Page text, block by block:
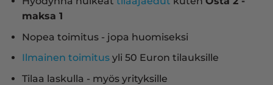
maksa 1
Nopea toimitus - jopa huomiseksi
Ilmainen toimitusyli 50 Euron tilauksille
Tilaa laskulla - myös yrityksille